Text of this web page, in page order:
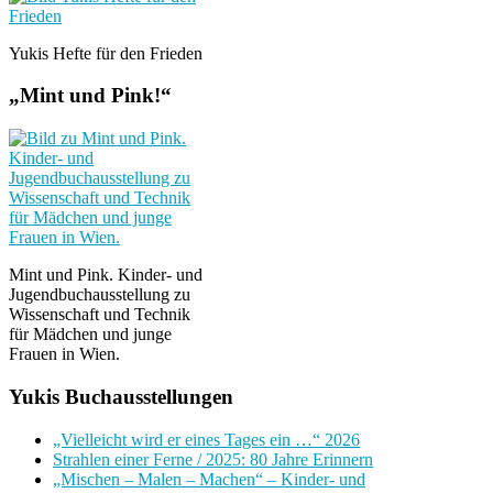
Yukis Hefte für den Frieden
„Mint und Pink!“
Mint und Pink. Kinder- und
Jugendbuchausstellung zu
Wissenschaft und Technik
für Mädchen und junge
Frauen in Wien.
Yukis Buchausstellungen
„Vielleicht wird er eines Tages ein …“ 2026
Strahlen einer Ferne / 2025: 80 Jahre Erinnern
„Mischen – Malen – Machen“ – Kinder- und